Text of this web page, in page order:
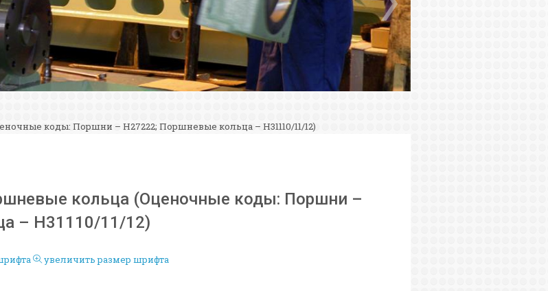
коды: Поршни – H27222; Поршневые кольца – H31110/11/12)
кольца (Оценочные коды: Поршни –
– H31110/11/12)
увеличить размер шрифта